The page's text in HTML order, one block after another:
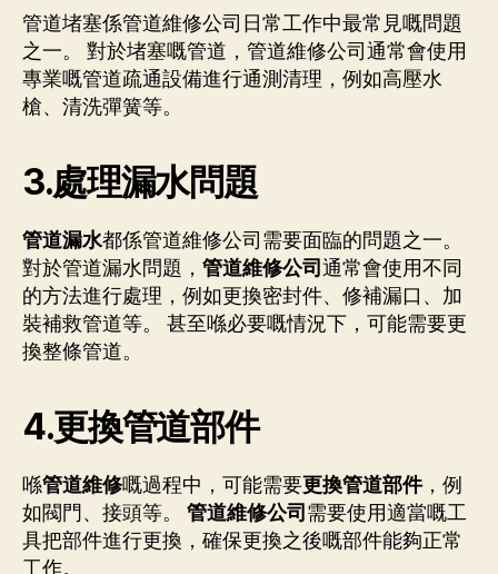
管道堵塞係管道維修公司日常工作中最常見嘅問題
之一。 對於堵塞嘅管道，管道維修公司通常會使用
專業嘅管道疏通設備進行通測清理，例如高壓水
槍、清洗彈簧等。
3.處理漏水問題
管道漏水都係管道維修公司需要面臨的問題之一。
對於管道漏水問題， 管道維修公司通常會使用不同
的方法進行處理，例如更換密封件、修補漏口、加
裝補救管道等。 甚至喺必要嘅情況下，可能需要更
換整條管道。
4.更換管道部件
喺管道維修嘅過程中，可能需要更換管道部件，例
如閥門、接頭等。 管道維修公司需要使用適當嘅工
具把部件進行更換，確保更換之後嘅部件能夠正常